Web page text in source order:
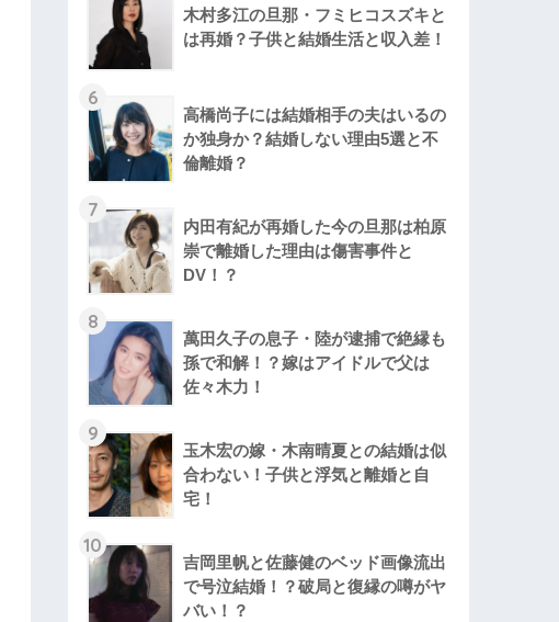
木村多江の旦那・フミヒコスズキと
は再婚？子供と結婚生活と収入差！
6
高橋尚子には結婚相手の夫はいるの
か独身か？結婚しない理由5選と不
倫離婚？
7
内田有紀が再婚した今の旦那は柏原
崇で離婚した理由は傷害事件と
DV！？
8
萬田久子の息子・陸が逮捕で絶縁も
孫で和解！？嫁はアイドルで父は
佐々木力！
9
玉木宏の嫁・木南晴夏との結婚は似
合わない！子供と浮気と離婚と自
宅！
10
吉岡里帆と佐藤健のベッド画像流出
で号泣結婚！？破局と復縁の噂がヤ
バい！？